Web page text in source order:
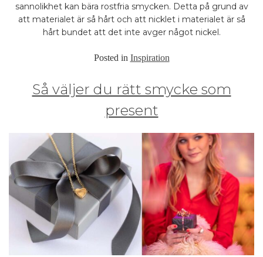
sannolikhet kan bära rostfria smycken. Detta på grund av
att materialet är så hårt och att nicklet i materialet är så
hårt bundet att det inte avger något nickel.
Posted in Inspiration
Så väljer du rätt smycke som
present